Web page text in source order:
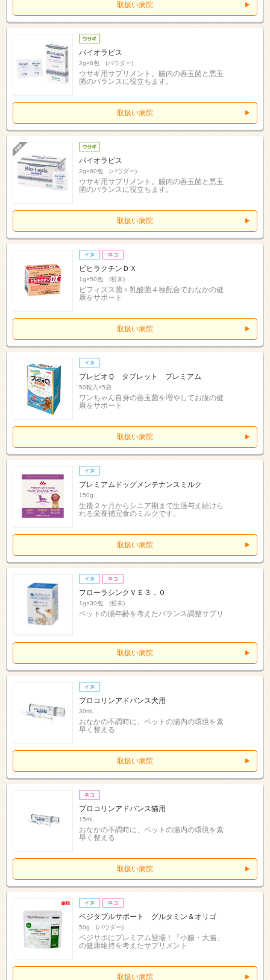
取扱い病院
バイオラピス
2g×6包 (パウダー)
ウサギ用サプリメント。腸内の善玉菌と悪玉
菌のバランスに役立ちます。
取扱い病院
バイオラピス
2g×60包 (パウダー)
ウサギ用サプリメント。腸内の善玉菌と悪玉
菌のバランスに役立ちます。
取扱い病院
ビヒラクチンＤＸ
1g×50包 (粉末)
ビフィズス菌＋乳酸菌４種配合でおなかの健
康をサポート
取扱い病院
プレビオＱ タブレット プレミアム
50粒入×5袋
ワンちゃん自身の善玉菌を増やしてお腹の健
康をサポート
取扱い病院
プレミアムドッグメンテナンスミルク
150g
生後２ヶ月からシニア期まで生涯与え続けら
れる栄養補完食のミルクです。
取扱い病院
フローラシンクＶＥ３．０
1g×30包 (粉末)
ペットの腸年齢を考えたバランス調整サプリ
取扱い病院
プロコリンアドバンス犬用
30mL
おなかの不調時に、ペットの腸内の環境を素
早く整える
取扱い病院
プロコリンアドバンス猫用
15mL
おなかの不調時に、ペットの腸内の環境を素
早く整える
取扱い病院
ベジタブルサポート グルタミン＆オリゴ
50g (パウダー)
ベジサポにプレミアム登場！「小腸・大腸」
の健康維持を考えたサプリメント
取扱い病院